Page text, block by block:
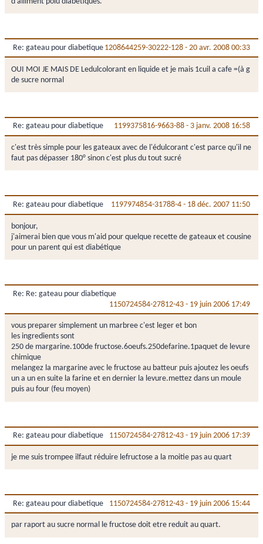
Re: gateau pour diabetique 1208644259-30222-128 - 20 avr. 2008 00:33
OUI MOI JE MAIS DE Ledulcolorant en liquide et je mais 1cuil a cafe =(à g
de sucre normal
Re: gateau pour diabetique 1199375816-9663-88 - 3 janv. 2008 16:58
c'est très simple pour les gateaux avec de l'édulcorant c'est parce qu'il ne
faut pas dépasser 180° sinon c'est plus du tout sucré
Re: gateau pour diabetique 1197974854-31788-4 - 18 déc. 2007 11:50
bonjour,
j'aimerai bien que vous m'aid pour quelque recette de gateaux et cousine
pour un parent qui est diabétique
Re: Re: gateau pour diabetique
1150724584-27812-43 - 19 juin 2006 17:49
vous preparer simplement un marbree c'est leger et bon
les ingredients sont
250 de margarine.100de fructose.6oeufs.250defarine.1paquet de levure
chimique
melangez la margarine avec le fructose au batteur puis ajoutez les oeufs
un a un en suite la farine et en dernier la levure.mettez dans un moule
puis au four (feu moyen)
Re: gateau pour diabetique 1150724584-27812-43 - 19 juin 2006 17:39
je me suis trompee ilfaut réduire lefructose a la moitie pas au quart
Re: gateau pour diabetique 1150724584-27812-43 - 19 juin 2006 15:44
par raport au sucre normal le fructose doit etre reduit au quart.